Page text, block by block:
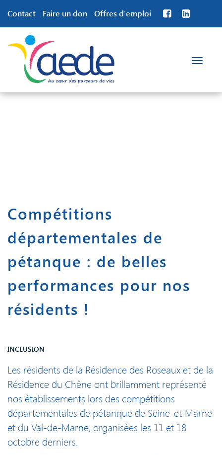
Contact Faire un don Offres d’emploi
Toggle
Compétitions
départementales de
pétanque : de belles
performances pour nos
résidents !
INCLUSION
Les résidents de la Résidence des Roseaux et de la
Résidence du Chêne ont brillamment représenté
nos établissements lors des compétitions
départementales de pétanque de Seine-et-Marne
et du Val-de-Marne, organisées les 11 et 18
octobre derniers.